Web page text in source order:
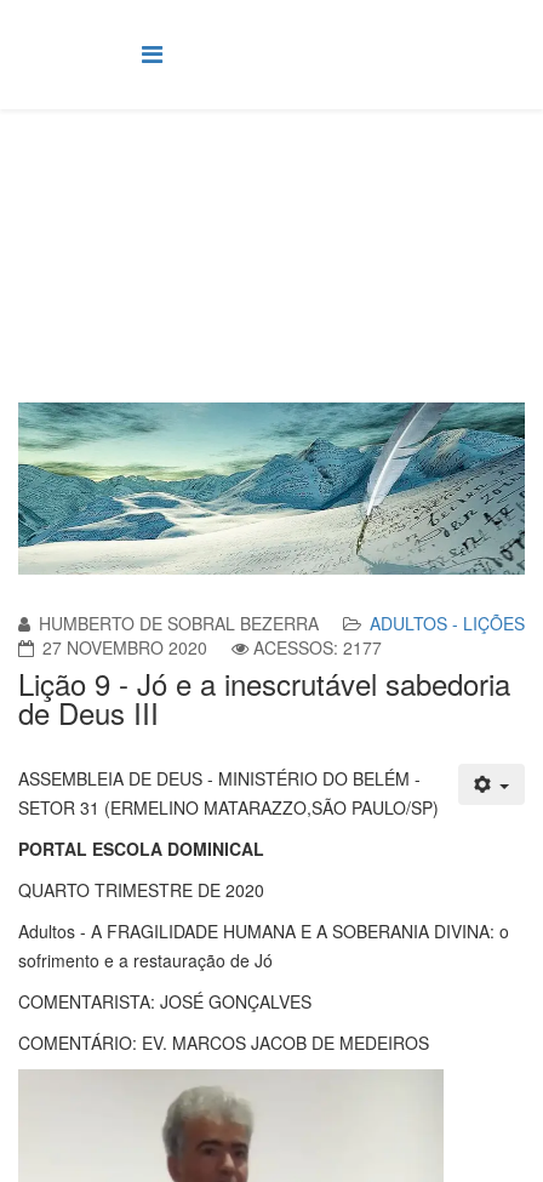
HUMBERTO DE SOBRAL BEZERRA
ADULTOS - LIÇÕES
27 NOVEMBRO 2020
ACESSOS: 2177
Lição 9 - Jó e a inescrutável sabedoria
de Deus III
ASSEMBLEIA DE DEUS - MINISTÉRIO DO BELÉM -
SETOR 31 (ERMELINO MATARAZZO,SÃO PAULO/SP)
PORTAL ESCOLA DOMINICAL
QUARTO TRIMESTRE DE 2020
Adultos - A FRAGILIDADE HUMANA E A SOBERANIA DIVINA: o
sofrimento e a restauração de Jó
COMENTARISTA: JOSÉ GONÇALVES
COMENTÁRIO: EV. MARCOS JACOB DE MEDEIROS